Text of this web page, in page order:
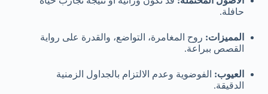
حافلة.
المميزات: روح المغامرة، التواضع، والقدرة على رواية
القصص ببراعة.
العيوب: الفوضوية وعدم الالتزام بالجداول الزمنية
الدقيقة.